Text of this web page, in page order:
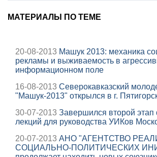
МАТЕРИАЛЫ ПО ТЕМЕ
20-08-2013 Машук 2013: механика
рекламы и выживаемость в
информационном поле
16-08-2013 Северокавказский
"Машук-2013" открылся в г.
30-07-2013 Завершился второй
лекций для руководства УИКов
20-07-2013 АНО "АГЕНТСТВО
СОЦИАЛЬНО-ПОЛИТИЧЕСКИХ